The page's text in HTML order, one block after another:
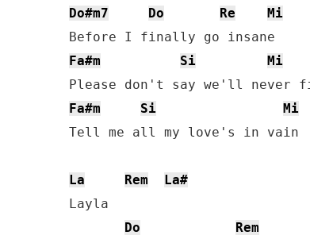
Do#m7
Do Re Mi
Fa#m
Si Mi
Fa#m
Si
Mi
Tell me all my love's in vain
La Rem
La#
Layla
Do
Rem